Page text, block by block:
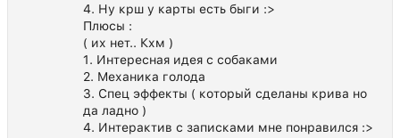
4. Ну крш у карты есть быги :>
Плюсы :
( их нет.. Кхм )
1. Интересная идея с собаками
2. Механика голода
3. Спец эффекты ( который сделаны крива но
да ладно )
4. Интерактив с записками мне понравился :>